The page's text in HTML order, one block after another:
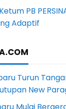
PB
Adaptif
Turun
New
Mulai